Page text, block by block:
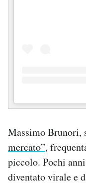
Massimo Brunori,
mercato”,
piccolo. Pochi
diventato virale e